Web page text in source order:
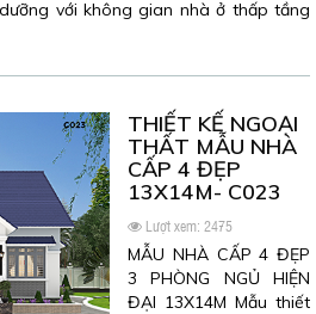
với không gian nhà ở thấp tầng
THIẾT KẾ NGOẠI
THẤT MẪU NHÀ
CẤP 4 ĐẸP
13X14M- C023
Lượt xem: 2475
MẪU NHÀ CẤP 4 ĐẸP
3 PHÒNG NGỦ HIỆN
ĐẠI 13X14M Mẫu thiết